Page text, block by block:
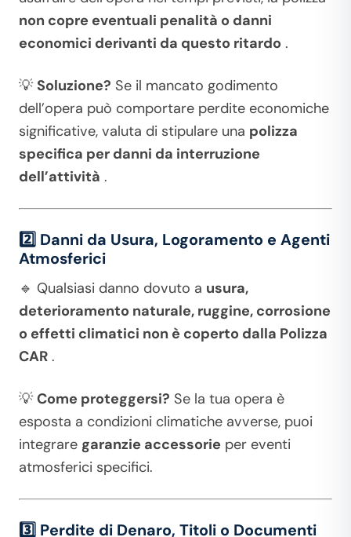
non copre eventuali penalità o danni
economici derivanti da questo ritardo .
💡 Soluzione? Se il mancato godimento
dell’opera può comportare perdite economiche
significative, valuta di stipulare una polizza
specifica per danni da interruzione
dell’attività .
2️⃣ Danni da Usura, Logoramento e Agenti
Atmosferici
🔹 Qualsiasi danno dovuto a usura,
deterioramento naturale, ruggine, corrosione
o effetti climatici non è coperto dalla Polizza
CAR .
💡Come proteggersi? Se la tua opera è
esposta a condizioni climatiche avverse, puoi
integrare garanzie accessorie per eventi
atmosferici specifici.
3️⃣ Perdite di Denaro, Titoli o Documenti